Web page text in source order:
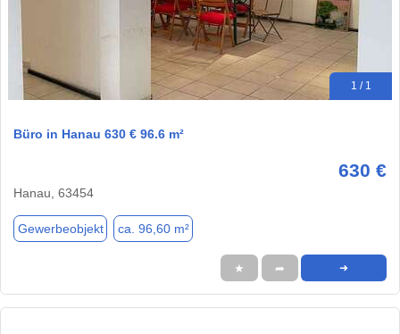
1 / 1
Büro in Hanau 630 € 96.6 m²
630 €
Hanau, 63454
Gewerbeobjekt ca. 96,60 m²
★ ➦ ➜